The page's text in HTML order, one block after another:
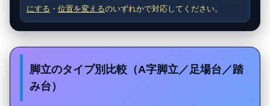
にする ・ 位置を変えるのいずれかで対応してください。
脚立のタイプ別比較（A字脚立／足場台／踏
み台）